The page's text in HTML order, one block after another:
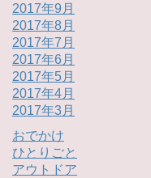
2017年9月
2017年8月
2017年7月
2017年6月
2017年5月
2017年4月
2017年3月
おでかけ
ひとりごと
アウトドア